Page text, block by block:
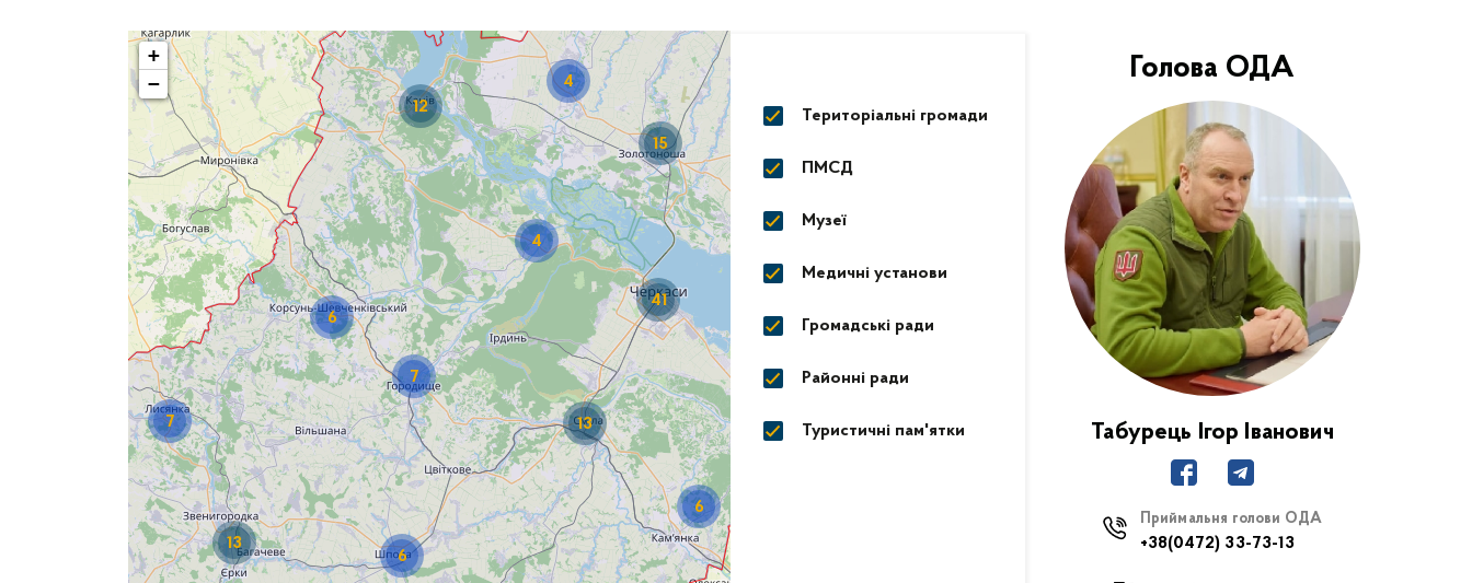
7
13
4
6
7
6
6
12
4
5
15
13
41
+
−
Територіальні громади
ПМСД
Музеї
Медичні установи
Громадські ради
Районні ради
Туристичні пам'ятки
Голова ОДА
Табурець Ігор Іванович
Приймальня голови ОДА
+38(0472) 33-73-13